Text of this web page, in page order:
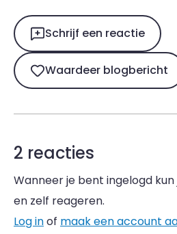
Schrijf een reactie
Waardeer blogbericht
2 reacties
Wanneer je bent ingelogd
en zelf reageren.
Log inof maak een account